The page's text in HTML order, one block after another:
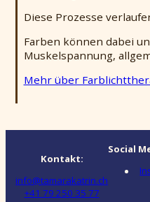
Diese Prozesse
Farben können dabei
Muskelspannung,
Mehr über
Kontakt:
info@tamarakatrin.ch
+41 79 250 35 77
Social